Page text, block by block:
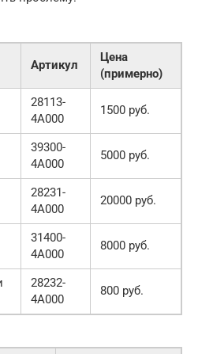
Артикул
Цена
(примерно)
28113-
4A000
1500 руб.
39300-
4A000
5000 руб.
28231-
4A000
20000 руб.
31400-
4A000
8000 руб.
28232-
4A000
800 руб.